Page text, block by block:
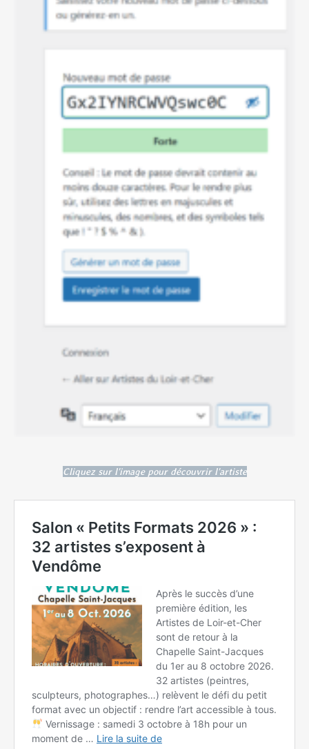
Cliquez sur l'image pour découvrir l'artiste